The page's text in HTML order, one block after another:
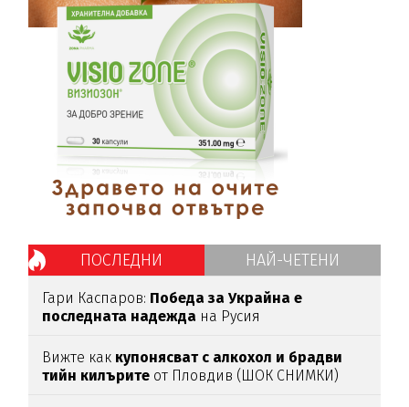
ПОСЛЕДНИ НАЙ-ЧЕТЕНИ
Гари Каспаров: Победа за Украйна е
последната надежда на Русия
Вижте как купонясват с алкохол и брадви
тийн килърите от Пловдив (ШОК СНИМКИ)